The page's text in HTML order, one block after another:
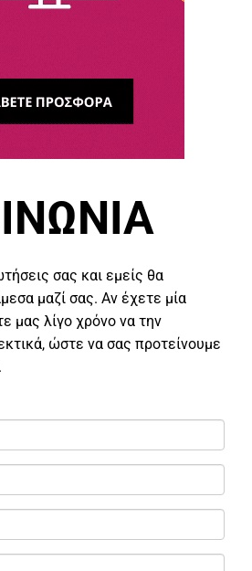
σας και εμείς θα
μαζί σας. Αν έχετε μία
μας λίγο χρόνο να την
ώστε να σας προτείνουμε